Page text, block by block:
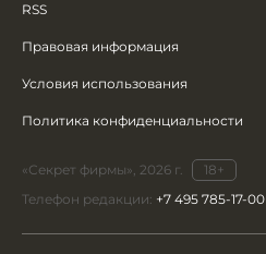
RSS
Правовая информация
Условия использования
Политика конфиденциальности
«Секрет фирмы», 2026 г.
18+
Телефон редакции: +7 495 785-17-00